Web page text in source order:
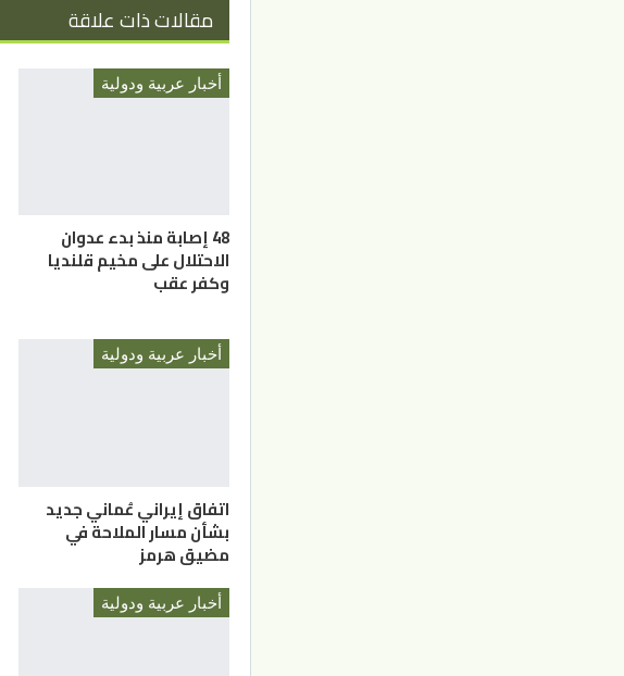
مقالات ذات علاقة
أخبار عربية ودولية
48 إصابة منذ بدء عدوان
الاحتلال على مخيم قلنديا
وكفر عقب
أخبار عربية ودولية
اتفاق إيراني عُماني جديد
بشأن مسار الملاحة في
مضيق هرمز
أخبار عربية ودولية